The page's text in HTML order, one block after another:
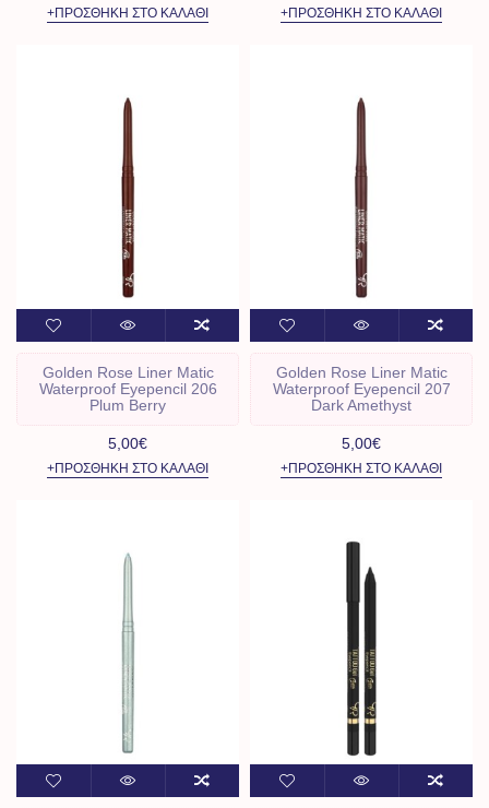
+ΠΡΟΣΘΉΚΗ ΣΤΟ ΚΑΛΆΘΙ +ΠΡΟΣΘΉΚΗ ΣΤΟ ΚΑΛΆΘΙ
Golden Rose Liner Matic
Waterproof Eyepencil 206
Plum Berry
5,00€
+ΠΡΟΣΘΉΚΗ ΣΤΟ ΚΑΛΆΘΙ
Golden Rose Liner Matic
Waterproof Eyepencil 207
Dark Amethyst
5,00€
+ΠΡΟΣΘΉΚΗ ΣΤΟ ΚΑΛΆΘΙ